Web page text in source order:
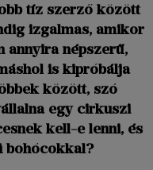
tíz szerző között
izgalmas, amikor
annyira népszerű,
is kipróbálja
között, szó
egy cirkuszi
kell-e lenni, és
bohócokkal?